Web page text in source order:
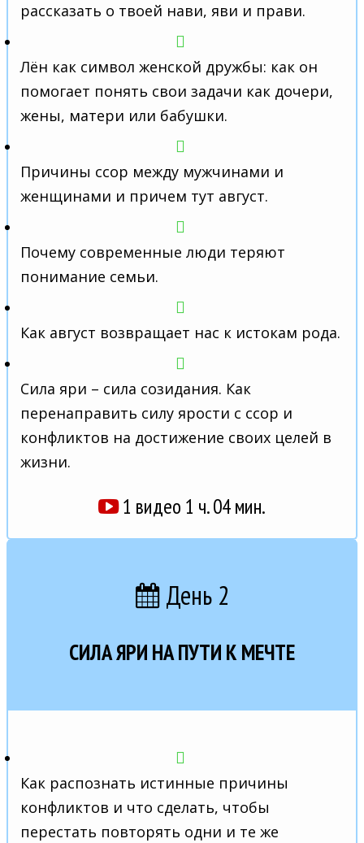
рассказать о твоей нави, яви и прави.
Лён как символ женской дружбы: как он
помогает понять свои задачи как дочери,
жены, матери или бабушки.
Причины ссор между мужчинами и
женщинами и причем тут август.
Почему современные люди теряют
понимание семьи.
Как август возвращает нас к истокам рода.
Сила яри – сила созидания. Как
перенаправить силу ярости с ссор и
конфликтов на достижение своих целей в
жизни.
1 видео 1 ч. 04 мин.
День 2
СИЛА ЯРИ НА ПУТИ К МЕЧТЕ
Как распознать истинные причины
конфликтов и что сделать, чтобы
перестать повторять одни и те же